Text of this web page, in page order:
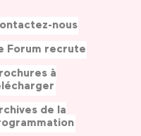
nous
Forum recrute
à
de la